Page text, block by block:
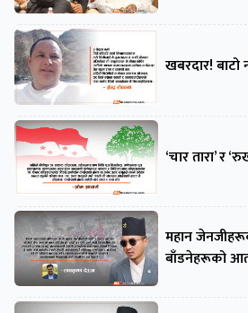
खबरदार! बाटो
‘चार तारा’ र
महान
बाँडनेहरूको